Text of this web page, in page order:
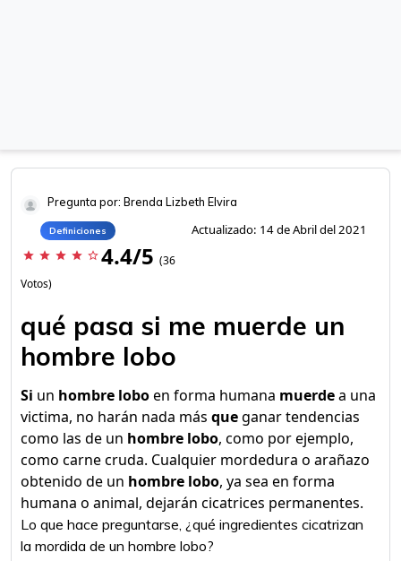
Pregunta por: Brenda Lizbeth Elvira
Definiciones Actualizado: 14 de Abril del 2021
star star star star star_border 4.4/5 (36
Votos)
qué pasa si me muerde un
hombre lobo
Si un hombre loboen forma humana muerdea una
victima, no harán nada más queganar tendencias
como las de un hombre lobo, como por ejemplo,
como carne cruda. Cualquier mordedura o arañazo
obtenido de un hombre lobo, ya sea en forma
humana o animal, dejarán cicatrices permanentes.
Lo que hace preguntarse, ¿qué ingredientes cicatrizan
la mordida de un hombre lobo?